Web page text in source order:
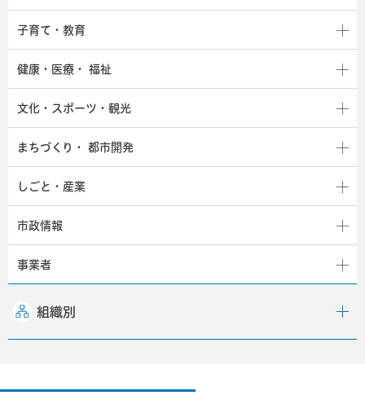
子育て・教育
健康・医療・ 福祉
文化・スポーツ・観光
まちづくり・ 都市開発
しごと・産業
市政情報
事業者
組織別